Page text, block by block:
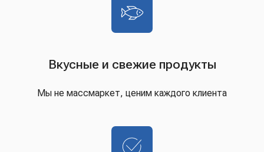
Вкусные и свежие продукты
Мы не массмаркет, ценим каждого клиента